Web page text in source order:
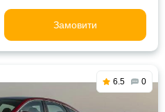
Замовити
6.5 0